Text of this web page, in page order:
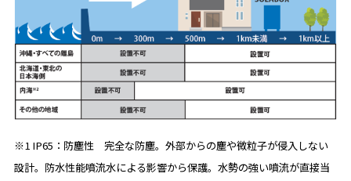
※1 IP65：防塵性 完全な防塵。外部からの塵や微粒子が侵入しない
設計。防水性能噴流水による影響から保護。水勢の強い噴流が直接当